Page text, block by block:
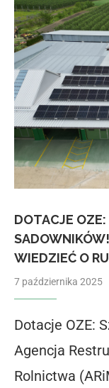
DOTACJE
WIEDZIEĆ O
7 października 2025
Dotacje OZE:
Agencja
Rolnictwa